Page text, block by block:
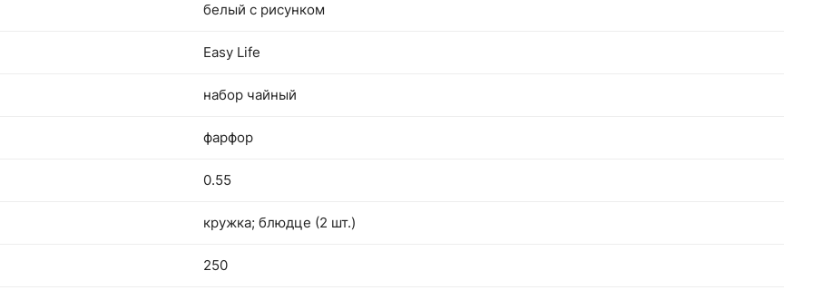
белый с рисунком
Easy Life
набор чайный
фарфор
0.55
кружка; блюдце (2 шт.)
250